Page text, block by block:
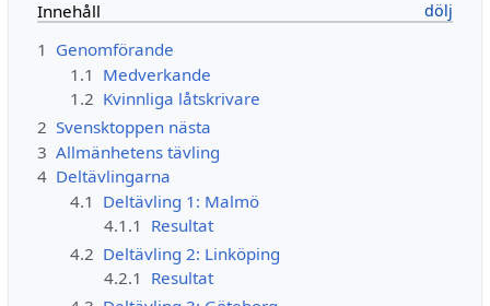
Innehåll
1 Genomförande
1.1 Medverkande
1.2 Kvinnliga låtskrivare
2 Svensktoppen nästa
3 Allmänhetens tävling
4 Deltävlingarna
4.1 Deltävling 1: Malmö
4.1.1 Resultat
4.2 Deltävling 2: Linköping
4.2.1 Resultat